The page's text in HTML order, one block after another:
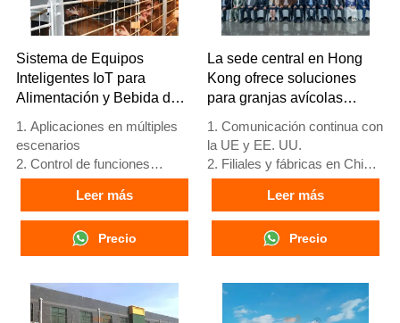
Sistema de Equipos
Inteligentes IoT para
Alimentación y Bebida de
Aves de Corral
1. Aplicaciones en múltiples
escenarios
2. Control de funciones
completas
3. Protección de alerta
temprana
4. Alto rendimiento de
escalabilidad
recepción/WhatsApp:
+8618830120193
Leer más
Precio
La sede central en Hong
Kong ofrece soluciones
para granjas avícolas
según los estándares de la
UE y fabrica equipos para
granjas avícolas
1. Comunicación continua con
la UE y EE. UU.
2. Filiales y fábricas en China,
Nigeria, Etiopía y Tanzania
3. La calidad de los productos
está personalizada para
granjas avícolas locales
4. Stock de jaulas avícolas y
a la venta
5. Recepción en línea 24
Leer más
Precio